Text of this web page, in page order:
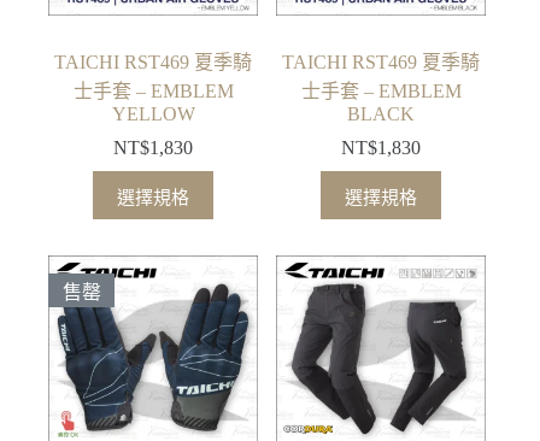
品
頁
面
選
擇
選
品
頁
面
選
擇
選
TAICHI RST469 夏季騎
士手套 – EMBLEM
YELLOW
NT$1,830
選擇規格
此
產
有
多
種
款
式。
可
TAICHI RST469 夏季騎
士手套 – EMBLEM
BLACK
NT$1,830
選擇規格
此
產
有
多
款
式。
可
售罄